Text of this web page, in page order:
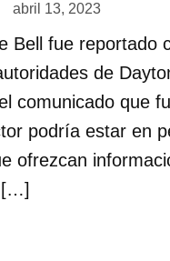
abril 13, 2023
Bell fue reportado
de
comunicado que
podría estar en
ofrezcan
[…]